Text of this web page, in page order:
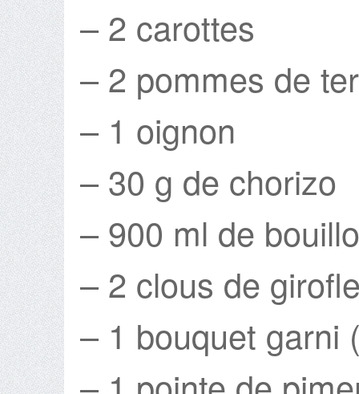
– 2 carottes
– 2 pommes de
– 1 oignon
– 30 g de chorizo
– 900 ml de
– 2 clous de
– 1 bouquet garni